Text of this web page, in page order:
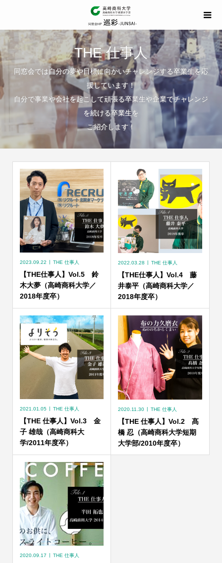
THE 仕事人
同窓会では自分の夢や目標に向かいチャレンジする卒業生を応
援しています！
自分で事業や会社を起こして頑張る卒業生や企業でチャレンジ
を続ける卒業生を
ご紹介します！
2023.09.22 THE 仕事人
【THE仕事人】Vol.5 鈴
木大夢（高崎商科大学／
2018年度卒）
2022.03.28 THE 仕事人
【THE仕事人】Vol.4 藤
井泰平（高崎商科大学／
2018年度卒）
2021.01.05 THE 仕事人
【THE 仕事人】Vol.3 金
子 雄哉（高崎商科大
学/2011年度卒）
2020.11.30 THE 仕事人
【THE 仕事人】Vol.2 髙
橋 忍（高崎商科大学短期
大学部/2010年度卒）
2020.09.17 THE 仕事人